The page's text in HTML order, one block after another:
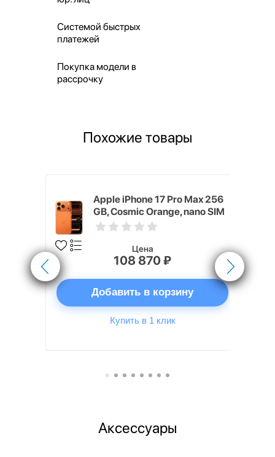
Системой быстрых
платежей
Покупка модели в
рассрочку
Похожие товары
Apple iPhone 17 Pro Max 256
GB, Cosmic Orange, nano SIM
Цена
108 870 ₽
Добавить в корзину
Купить в 1 клик
Аксессуары